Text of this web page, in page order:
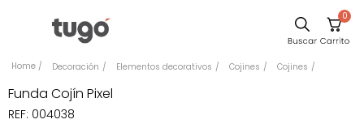
0
Decoración Elementos decorativos Cojines Cojines
Funda Cojín Pixel
REF: 004038
Comedor
Escritorio